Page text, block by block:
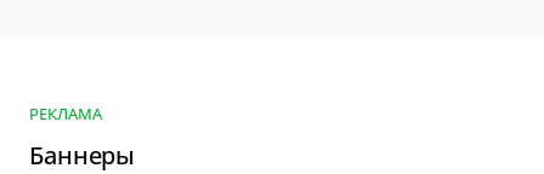
РЕКЛАМА
Баннеры